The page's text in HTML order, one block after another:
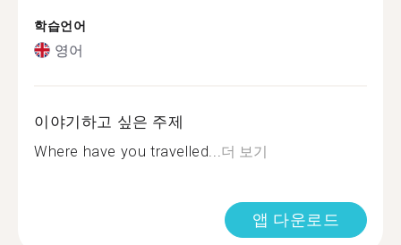
학습언어
영어
이야기하고 싶은 주제
Where have you travelled... 더 보기
앱 다운로드